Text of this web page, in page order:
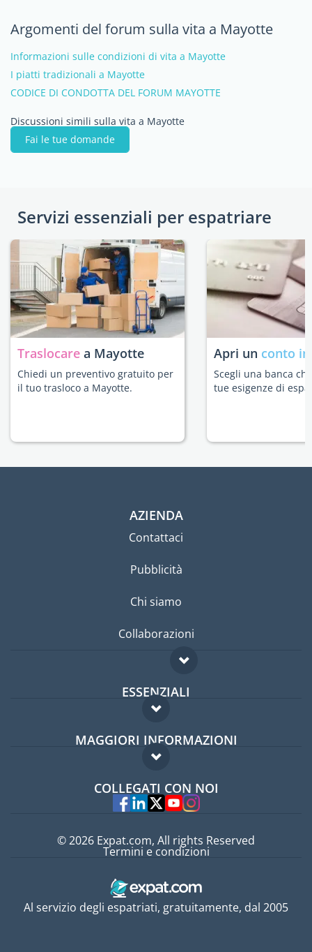
Argomenti del forum sulla vita a Mayotte
Informazioni sulle condizioni di vita a Mayotte
I piatti tradizionali a Mayotte
CODICE DI CONDOTTA DEL FORUM MAYOTTE
Discussioni simili sulla vita a Mayotte
Fai le tue domande
Servizi essenziali per espatriare
Traslocare a Mayotte
Chiedi un preventivo gratuito per
il tuo trasloco a Mayotte.
Apri un conto
Scegli una banca
tue esigenze di
AZIENDA
Contattaci
Pubblicità
Chi siamo
Collaborazioni
ESSENZIALI
Forum per expat
Guida per expat
MAGGIORI INFORMAZIONI
Domande frequenti
Esperti
COLLEGATI CON NOI
Al servizio degli espatriati, gratuitamente, dal 2005
© 2026 Expat.com, All rights Reserved
Termini e condizioni